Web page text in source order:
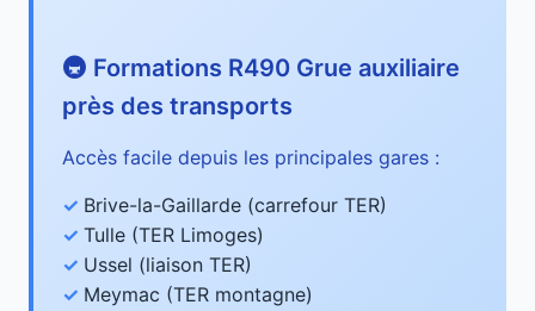
🚇 Formations R490 Grue auxiliaire
près des transports
Accès facile depuis les principales gares :
Brive-la-Gaillarde (carrefour TER)
Tulle (TER Limoges)
Ussel (liaison TER)
Meymac (TER montagne)